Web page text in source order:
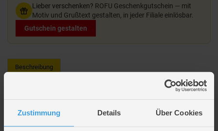
Zustimmung Details Über Cookies
Lieber verschenken? ROFU Geschenkgutschein — mit
Motiv und Grußtext gestalten, in jeder Filiale einlösbar.
Gutschein gestalten
Beschreibung
STABILO - EASY original - Nachfüllpatronen 6er Pack
Mit den EASYoriginal Nachfüllpatronen von Stabilo bleibt der Füller immer